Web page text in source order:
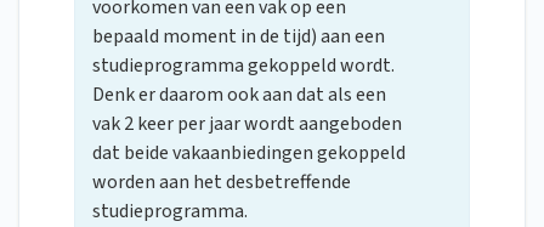
voorkomen van een vak op een
bepaald moment in de tijd) aan een
studieprogramma gekoppeld wordt.
Denk er daarom ook aan dat als een
vak 2 keer per jaar wordt aangeboden
dat beide vakaanbiedingen gekoppeld
worden aan het desbetreffende
studieprogramma.